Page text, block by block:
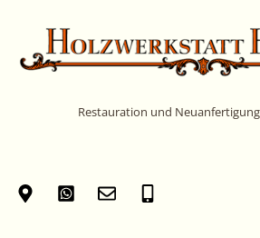
springen
Restauration und